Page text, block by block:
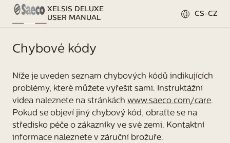
XELSIS DELUXE
USER MANUAL
CS-CZ
Chybové kódy
Níže je uveden seznam chybových kódů indikujících
problémy, které můžete vyřešit sami. Instruktážní
videa naleznete na stránkách www.saeco.com/care.
Pokud se objeví jiný chybový kód, obraťte se na
středisko péče o zákazníky ve své zemi. Kontaktní
informace naleznete v záruční brožuře.